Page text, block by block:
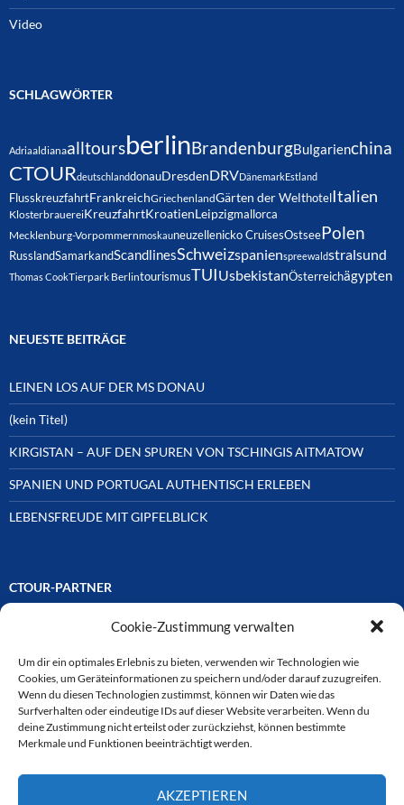
Cookie-Zustimmung verwalten
Um dir ein optimales Erlebnis zu bieten, verwenden wir Technologien wie
Cookies, um Geräteinformationen zu speichern und/oder darauf zuzugreifen.
Wenn du diesen Technologien zustimmst, können wir Daten wie das
Surfverhalten oder eindeutige IDs auf dieser Website verarbeiten. Wenn du
deine Zustimmung nicht erteilst oder zurückziehst, können bestimmte
Merkmale und Funktionen beeinträchtigt werden.
AKZEPTIEREN
Video
SCHLAGWÖRTER
AdriaaldianaalltoursberlinBrandenburgBulgarienchina
CTOURdeutschlanddonauDresdenDRVDänemarkEstland
FlusskreuzfahrtFrankreichGriechenlandGärten der WelthotelItalien
KlosterbrauereiKreuzfahrtKroatienLeipzigmallorca
Mecklenburg-Vorpommernmoskauneuzellenicko CruisesOstseePolen
RusslandSamarkandScandlinesSchweizspanienspreewaldstralsund
Thomas CookTierpark BerlintourismusTUIUsbekistanÖsterreichägypten
NEUESTE BEITRÄGE
LEINEN LOS AUF DER MS DONAU
(kein Titel)
KIRGISTAN – AUF DEN SPUREN VON TSCHINGIS AITMATOW
SPANIEN UND PORTUGAL AUTHENTISCH ERLEBEN
LEBENSFREUDE MIT GIPFELBLICK
CTOUR-PARTNER
Unsere Reisejournalisten-Vereinigung ist über Mitglieder und
ausgewählten Partnern der Medien- und Tourismusbranche
verbunden. Hier eine
Auswahl der Online-Plattformen:
CTOUR der Club der Tourismus-Journalisten. Wir freuen uns immer